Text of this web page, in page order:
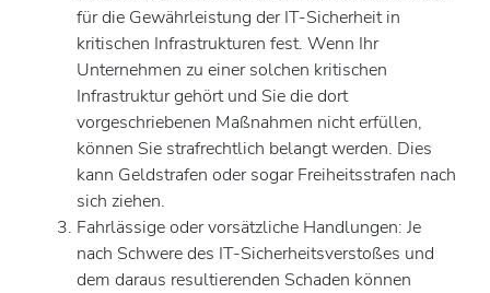
für die Gewährleistung der IT-Sicherheit in
kritischen Infrastrukturen fest. Wenn Ihr
Unternehmen zu einer solchen kritischen
Infrastruktur gehört und Sie die dort
vorgeschriebenen Maßnahmen nicht erfüllen,
können Sie strafrechtlich belangt werden. Dies
kann Geldstrafen oder sogar Freiheitsstrafen nach
sich ziehen.
Fahrlässige oder vorsätzliche Handlungen: Je
nach Schwere des IT-Sicherheitsverstoßes und
dem daraus resultierenden Schaden können